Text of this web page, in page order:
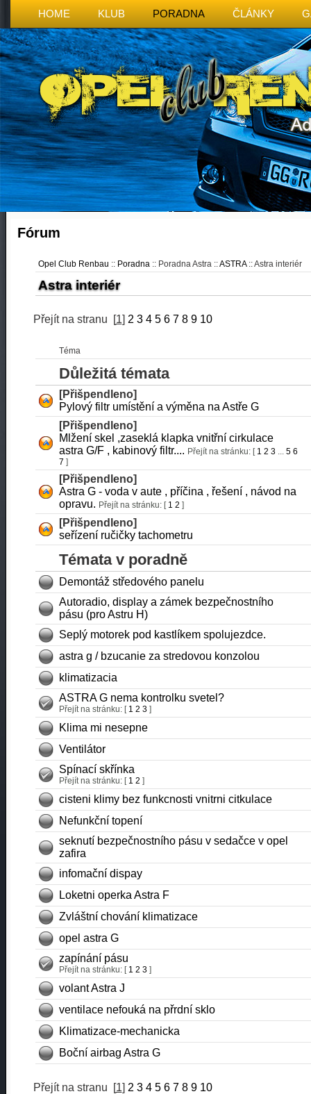
HOME KLUB PORADNA ČLÁNKY
Fórum
Opel Club Renbau :: Poradna :: Poradna Astra ::ASTRA:: Astra interiér
Astra interiér
Přejít na stranu [1] 2 3 4 5 6 7 8 9 10
Téma
Důležitá témata
[Přišpendleno]
Pylový filtr umístění a výměna na Astře G
[Přišpendleno]
Mlžení skel ,zaseklá klapka vnitřní cirkulace
astra G/F , kabinový filtr.... Přejít na stránku: [ 1 2 3 ... 5 6
7 ]
[Přišpendleno]
Astra G - voda v aute , příčina , řešení , návod na
opravu. Přejít na stránku: [ 1 2 ]
[Přišpendleno]
seřízení ručičky tachometru
Témata v poradně
Demontáž středového panelu
Autoradio, display a zámek bezpečnostního
pásu (pro Astru H)
Seplý motorek pod kastlíkem spolujezdce.
astra g / bzucanie za stredovou konzolou
klimatizacia
ASTRA G nema kontrolku svetel?
Přejít na stránku: [ 1 2 3 ]
Klima mi nesepne
Ventilátor
Spínací skřínka
Přejít na stránku: [ 1 2 ]
cisteni klimy bez funkcnosti vnitrni citkulace
Nefunkční topení
seknutí bezpečnostního pásu v sedačce v opel
zafira
infomační dispay
Loketni operka Astra F
Zvláštní chování klimatizace
opel astra G
zapínání pásu
Přejít na stránku: [ 1 2 3 ]
volant Astra J
ventilace nefouká na přrdní sklo
Klimatizace-mechanicka
Boční airbag Astra G
Přejít na stranu [1] 2 3 4 5 6 7 8 9 10